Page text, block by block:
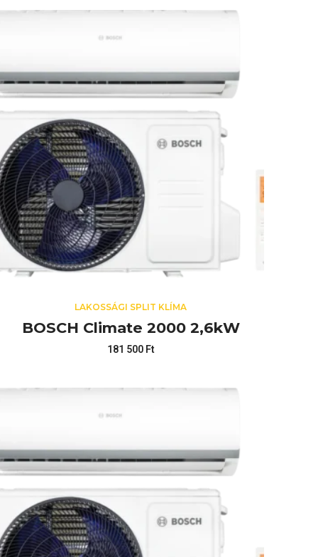
LAKOSSÁGI SPLIT KLÍMA
BOSCH Climate 2000 2,6kW
181 500 Ft